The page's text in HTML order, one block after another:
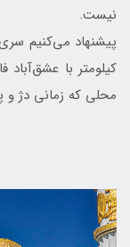
نیست.
کیلومتر با
محلی که زمانی دژ و